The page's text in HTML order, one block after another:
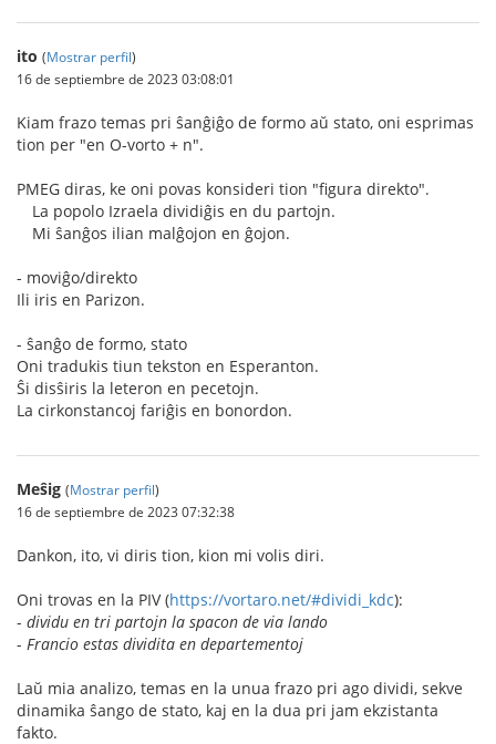
ito (Mostrar perfil)
16 de septiembre de 2023 03:08:01
Kiam frazo temas pri ŝanĝiĝo de formo aŭ stato, oni esprimas
tion per "en O-vorto + n".
PMEG diras, ke oni povas konsideri tion "figura direkto".
La popolo Izraela dividiĝis en du partojn.
Mi ŝanĝos ilian malĝojon en ĝojon.
- moviĝo/direkto
Ili iris en Parizon.
- ŝanĝo de formo, stato
Oni tradukis tiun tekston en Esperanton.
Ŝi disŝiris la leteron en pecetojn.
La cirkonstancoj fariĝis en bonordon.
Meŝig (Mostrar perfil)
16 de septiembre de 2023 07:32:38
Dankon, ito, vi diris tion, kion mi volis diri.
Oni trovas en la PIV (https://vortaro.net/#dividi_kdc):
- dividu en tri partojn la spacon de via lando
- Francio estas dividita en departementoj
Laŭ mia analizo, temas en la unua frazo pri ago dividi, sekve
dinamika ŝango de stato, kaj en la dua pri jam ekzistanta
fakto.